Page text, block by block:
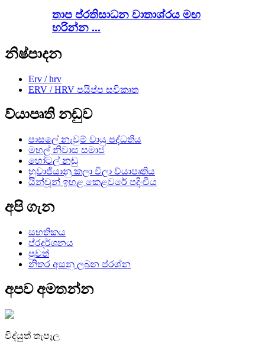
තාප ප්රතිසාධන වාතාශ්රය මඟ
හරින්න ...
නිෂ්පාදන
Erv / hrv
ERV / HRV පයිප්ප සවිකෘත
ව්යාපෘති නඩුව
පාසලේ නැවුම් වායු පද්ධතිය
මහල් නිවාස සමාජ
හෝටල් නඩු
හුවාජියානු කලා විලා ව්යාපෘතිය
යින්චූන් ඉහළ කෙළවරේ පදිංචිය
අපි ගැන
සහතිකය
ප්රදර්ශනය
පුවත්
නිතර අසනු ලබන ප්රශ්න
අපව අමතන්න
විද්යුත් තැපෑල